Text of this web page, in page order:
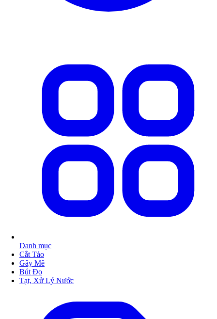
Danh mục
Cắt Tảo
Gây Mê
Bút Đo
Tạt, Xử Lý Nước